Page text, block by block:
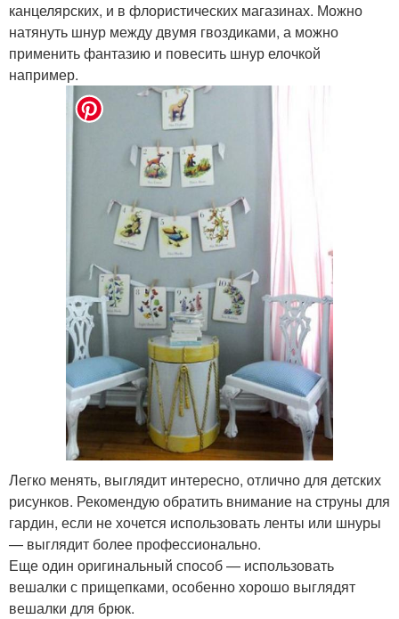
канцелярских, и в флористических магазинах. Можно
натянуть шнур между двумя гвоздиками, а можно
применить фантазию и повесить шнур елочкой
например.
Легко менять, выглядит интересно, отлично для детских
рисунков. Рекомендую обратить внимание на струны для
гардин, если не хочется использовать ленты или шнуры
— выглядит более профессионально.
Еще один оригинальный способ — использовать
вешалки с прищепками, особенно хорошо выглядят
вешалки для брюк.